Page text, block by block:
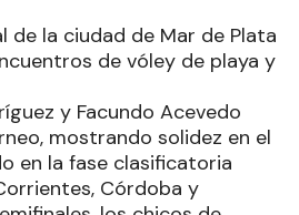
de la ciudad de Mar de Plata
de vóley de playa y
y Facundo Acevedo
mostrando solidez en el
en la fase clasificatoria
Córdoba y